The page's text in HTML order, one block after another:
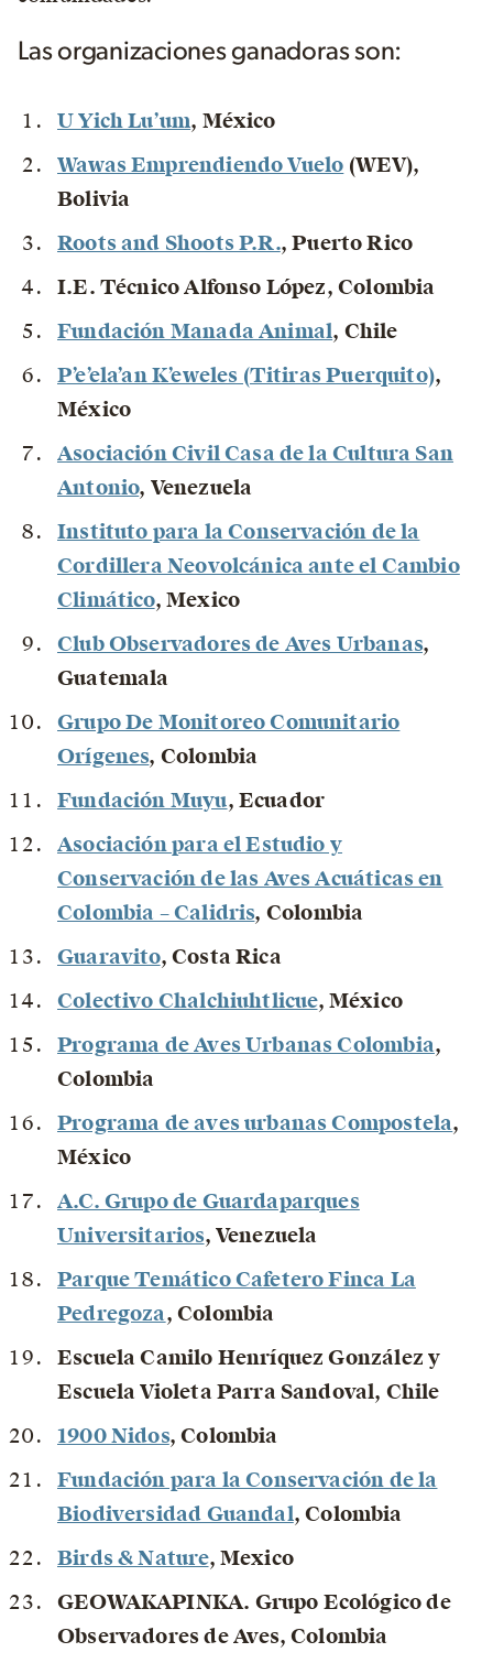
Las organizaciones ganadoras son:
U Yich Lu’um, México
Wawas Emprendiendo Vuelo (WEV),
Bolivia
Roots and Shoots P.R., Puerto Rico
I.E. Técnico Alfonso López, Colombia
Fundación Manada Animal, Chile
P’e’ela’an K’eweles (Titiras Puerquito),
México
Asociación Civil Casa de la Cultura San
Antonio, Venezuela
Instituto para la Conservación de la
Cordillera Neovolcánica ante el Cambio
Climático, Mexico
Club Observadores de Aves Urbanas,
Guatemala
Grupo De Monitoreo Comunitario
Orígenes, Colombia
Fundación Muyu, Ecuador
Asociación para el Estudio y
Conservación de las Aves Acuáticas en
Colombia – Calidris, Colombia
Guaravito, Costa Rica
Colectivo Chalchiuhtlicue, México
Programa de Aves Urbanas Colombia,
Colombia
Programa de aves urbanas Compostela,
México
A.C. Grupo de Guardaparques
Universitarios, Venezuela
Parque Temático Cafetero Finca La
Pedregoza, Colombia
Escuela Camilo Henríquez González y
Escuela Violeta Parra Sandoval, Chile
1900 Nidos, Colombia
Fundación para la Conservación de la
Biodiversidad Guandal, Colombia
Birds & Nature, Mexico
GEOWAKAPINKA. Grupo Ecológico de
Observadores de Aves, Colombia